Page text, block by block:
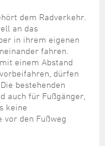
dem Radverkehr.
an das
in ihrem eigenen
fahren.
einem Abstand
dürfen
bestehenden
auch für Fußgänger,
keine
vor den Fußweg